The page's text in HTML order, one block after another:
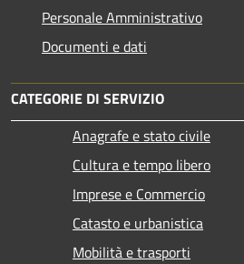
Personale Amministrativo
Documenti e dati
CATEGORIE DI SERVIZIO
Anagrafe e stato civile
Cultura e tempo libero
Imprese e Commercio
Catasto e urbanistica
Mobilità e trasporti